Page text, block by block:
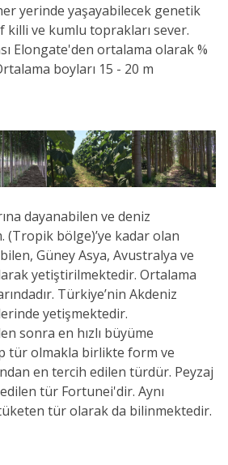
yerinde yaşayabilecek genetik
killi ve kumlu toprakları sever.
Elongate'den ortalama olarak %
boyları 15 - 20 m
dayanabilen ve deniz
(Tropik bölge)’ye kadar olan
Güney Asya, Avustralya ve
yetiştirilmektedir. Ortalama
Türkiye’nin Akdeniz
yetişmektedir.
sonra en hızlı büyüme
tür olmakla birlikte form ve
en tercih edilen türdür. Peyzaj
tür Fortunei'dir. Aynı
tür olarak da bilinmektedir.